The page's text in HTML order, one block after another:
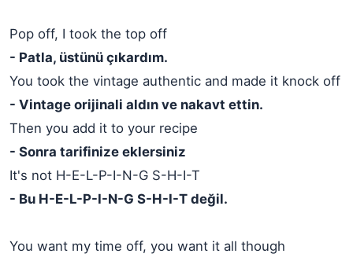
Pop off, I took the top off
- Patla, üstünü çıkardım.
You took the vintage authentic and made it knock off
- Vintage orijinali aldın ve nakavt ettin.
Then you add it to your recipe
- Sonra tarifinize eklersiniz
It's not H-E-L-P-I-N-G S-H-I-T
- Bu H-E-L-P-I-N-G S-H-I-T değil.
You want my time off, you want it all though